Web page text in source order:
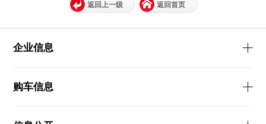
返回上一级 返回首页
企业信息
购车信息